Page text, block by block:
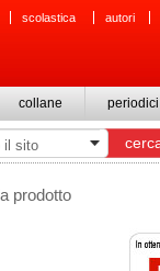
scolastica autori
collane periodici
prodotto